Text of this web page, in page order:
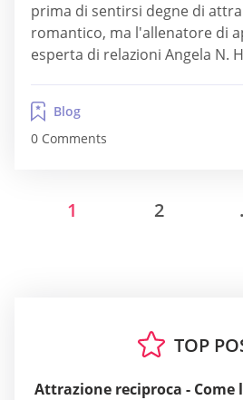
prima di sentirsi degne di
romantico, ma l'allenatore di
esperta di relazioni Angela N.
chiavi fondamentali per
Attraverso la sua pratica di
Sanctuary, corsi di gruppo
Blog
0 Comments
1 2
TOP
Attrazione reciproca -